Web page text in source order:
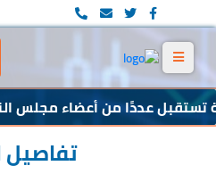
تستقبل عددًا من أعضاء مجلس
يعلن عن توزيع كوبون السند رقم (10)تفاصيل